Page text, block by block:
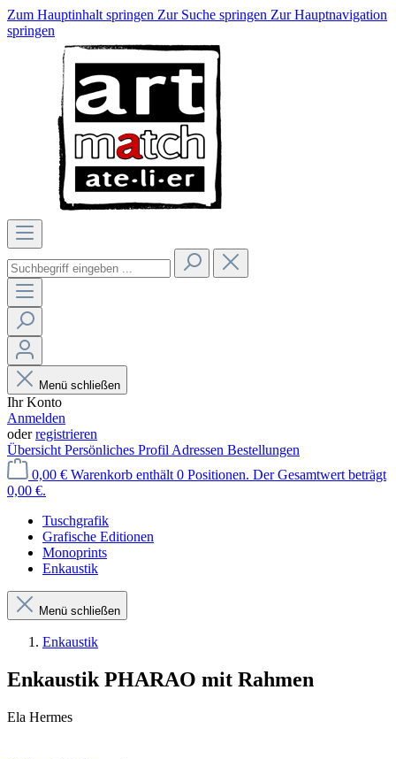
Zum Hauptinhalt springen Zur Suche springen Zur Hauptnavigation
springen
Menü schließen
Ihr Konto
Anmelden
oderregistrieren
Übersicht Persönliches Profil Adressen Bestellungen
0,00 € Warenkorb enthält 0 Positionen. Der Gesamtwert beträgt
0,00 €.
Tuschgrafik
Grafische Editionen
Monoprints
Enkaustik
Menü schließen
Enkaustik
Enkaustik PHARAO mit Rahmen
Ela Hermes